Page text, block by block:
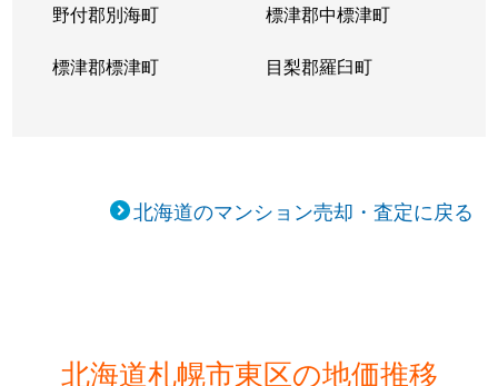
野付郡別海町 標津郡中標津町
標津郡標津町 目梨郡羅臼町
北海道のマンション売却・査定に戻る
北海道札幌市東区の地価推移